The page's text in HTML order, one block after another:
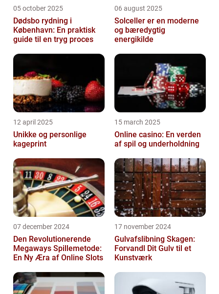
05 october 2025
Dødsbo rydning i
København: En praktisk
guide til en tryg proces
06 august 2025
Solceller er en moderne
og bæredygtig
energikilde
12 april 2025
Unikke og personlige
kageprint
15 march 2025
Online casino: En verden
af spil og underholdning
07 december 2024
Den Revolutionerende
Megaways Spillemetode:
En Ny Æra af Online Slots
17 november 2024
Gulvafslibning Skagen:
Forvandl Dit Gulv til et
Kunstværk